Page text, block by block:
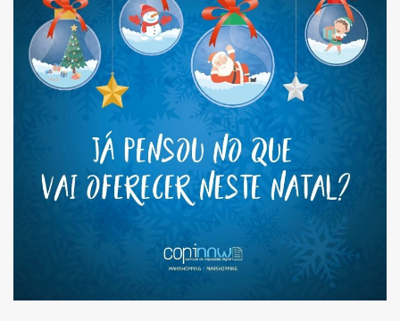
JÁ FEZ AS SUAS
COMPRAS DE NATAL?
QUER OFERECER ALGO
DIFERENTE? NÓS TEMOS
A SOLUÇÃO!